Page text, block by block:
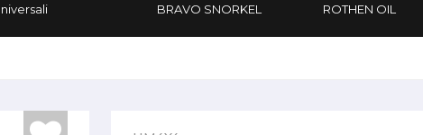
BRAVO SNORKEL
ROTHEN OIL